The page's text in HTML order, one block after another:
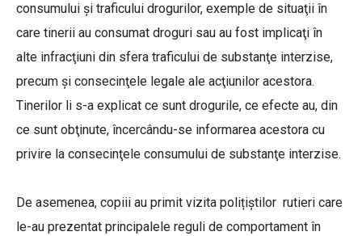
consumului şi traficului drogurilor, exemple de situaţii în
care tinerii au consumat droguri sau au fost implicaţi în
alte infracţiuni din sfera traficului de substanţe interzise,
precum şi consecinţele legale ale acţiunilor acestora.
Tinerilor li s-a explicat ce sunt drogurile, ce efecte au, din
ce sunt obţinute, încercându-se informarea acestora cu
privire la consecinţele consumului de substanţe interzise.
De asemenea, copiii au primit vizita polițiștilor rutieri care
le-au prezentat principalele reguli de comportament în